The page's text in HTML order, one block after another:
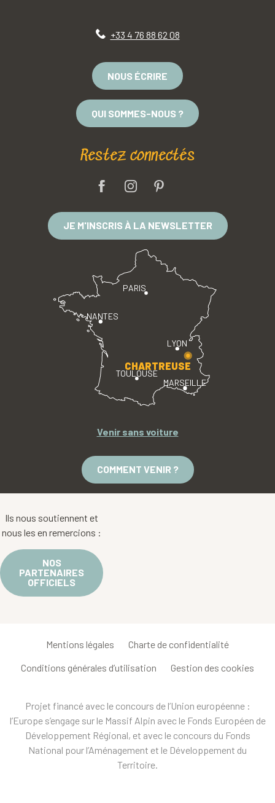
+33 4 76 88 62 08
NOUS ÉCRIRE
QUI SOMMES-NOUS ?
Restez connectés
JE M'INSCRIS À LA NEWSLETTER
PARIS
LYON
TOULOUSE
MARSEILLE
NANTES
CHARTREUSE
Venir sans voiture
COMMENT VENIR ?
Ils nous soutiennent et
nous les en remercions :
NOS
PARTENAIRES
OFFICIELS
Mentions légales Charte de confidentialité
Conditions générales d’utilisation Gestion des cookies
Projet financé avec le concours de l’Union européenne :
l’Europe s’engage sur le Massif Alpin avec le Fonds Européen de
Développement Régional, et avec le concours du Fonds
National pour l’Aménagement et le Développement du
Territoire.